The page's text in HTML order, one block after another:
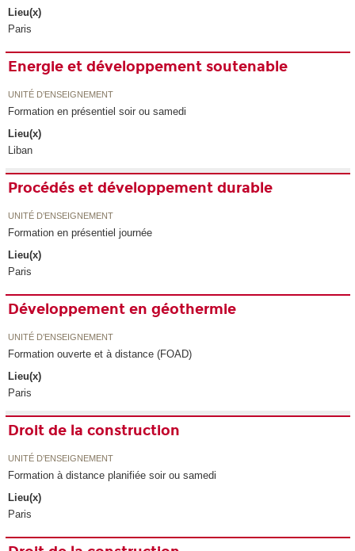
Lieu(x)
Paris
Energie et développement soutenable
UNITÉ D’ENSEIGNEMENT
Formation en présentiel soir ou samedi
Lieu(x)
Liban
Procédés et développement durable
UNITÉ D’ENSEIGNEMENT
Formation en présentiel journée
Lieu(x)
Paris
Développement en géothermie
UNITÉ D’ENSEIGNEMENT
Formation ouverte et à distance (FOAD)
Lieu(x)
Paris
Droit de la construction
UNITÉ D’ENSEIGNEMENT
Formation à distance planifiée soir ou samedi
Lieu(x)
Paris